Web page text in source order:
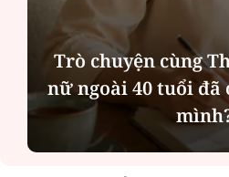
Trò chuyện cùng
nữ ngoài 40 tuổi đã